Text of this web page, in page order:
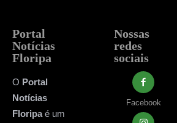
Portal
Notícias
Floripa
O Portal
Notícias
Floripaé um
Nossas
redes
sociais
Facebook